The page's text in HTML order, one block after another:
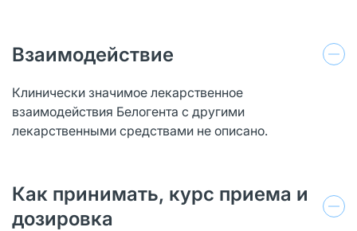
Взаимодействие
Клинически значимое лекарственное
взаимодействия Белогента с другими
лекарственными средствами не описано.
Как принимать, курс приема и
дозировка